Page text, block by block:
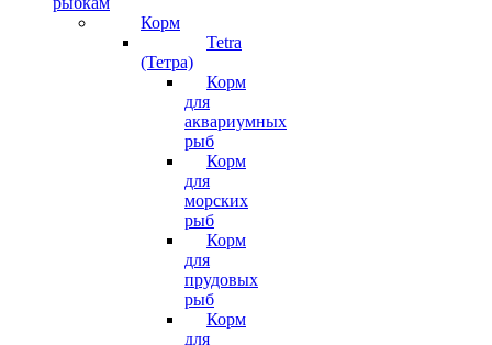
Корм
Tetra
(Тетра)
Корм
для
аквариумных
рыб
Корм
для
морских
рыб
Корм
для
прудовых
рыб
Корм
для